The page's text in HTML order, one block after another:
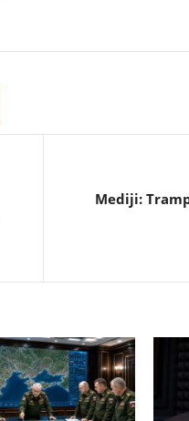
Mediji: